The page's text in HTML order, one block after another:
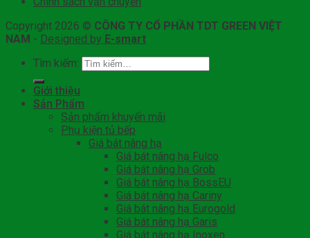
Copyright 2026 © CÔNG TY CỔ PHẦN TDT GREEN VIỆT
NAM - Designed by E-smart
Tìm kiếm:
Giới thiệu
Sản Phẩm
Sản phẩm khuyến mãi
Phụ kiện tủ bếp
Giá bát nâng hạ
Giá bát nâng hạ Fulco
Giá bát nâng hạ Grob
Giá bát nâng hạ BossEU
Giá bát nâng hạ Cariny
Giá bát nâng hạ Eurogold
Giá bát nâng hạ Garis
Giá bát nâng hạ Inoxen